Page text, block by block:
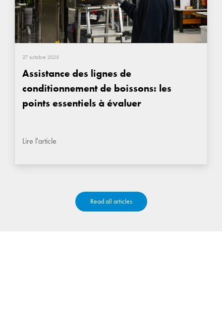
27 octobre 2025
Assistance des lignes de
conditionnement de boissons: les
points essentiels à évaluer
Lire l'article
Read all articles